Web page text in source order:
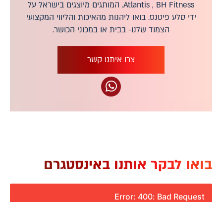
Atlantis , BH Fitness. המותגים מיוצגים בישראל על
ידי סלע פיטנס. בואו ליהנות מהאיכות והליווי המקצועי
הצמוד שלנו- בבית או במכוני הכושר.
צרו איתנו קשר
בואו לבקר אותנו באינסטגרם
Error: 400: Bad Request